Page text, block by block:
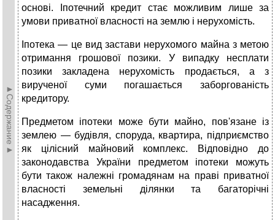
►Содержание►
основі. Іпотечний кредит стає можливим лише за
умови приватної власності на землю і нерухомість.
Іпотека — це вид застави нерухомого майна з метою
отримання грошової позики. У випадку несплати
позики закладена нерухомість продається, а з
вирученої суми погашається заборгованість
кредитору.
Предметом іпотеки може бути майно, пов'язане із
землею — будівля, споруда, квартира, підприємство
як цілісний майновий комплекс. Відповідно до
законодавства України предметом іпотеки можуть
бути також належні громадянам на праві приватної
власності земельні ділянки та багаторічні
насадження.